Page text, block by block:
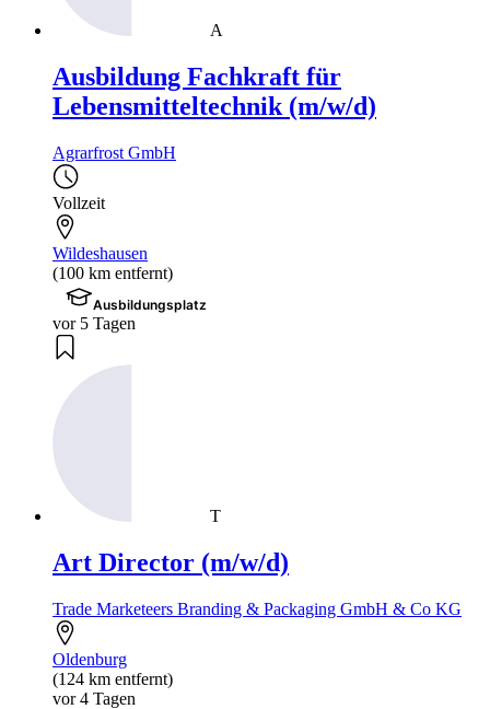
A
Ausbildung Fachkraft für
Lebensmitteltechnik (m/w/d)
Agrarfrost GmbH
Vollzeit
Wildeshausen
(100 km entfernt)
Ausbildungsplatz
vor 5 Tagen
T
Art Director (m/w/d)
Trade Marketeers Branding & Packaging GmbH & Co KG
Oldenburg
(124 km entfernt)
vor 4 Tagen